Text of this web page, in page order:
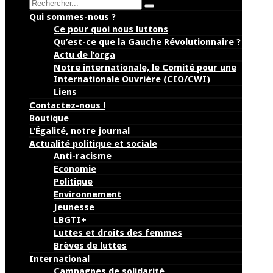
Qui sommes-nous ?
Ce pour quoi nous luttons
Qu’est-ce que la Gauche Révolutionnaire ?
Actu de l’orga
Notre internationale, le Comité pour une
Internationale Ouvrière (CIO/CWI)
Liens
Contactez-nous !
Boutique
L’Égalité, notre journal
Actualité politique et sociale
Anti-racisme
Economie
Politique
Environnement
Jeunesse
LBGTI+
Luttes et droits des femmes
Brèves de luttes
International